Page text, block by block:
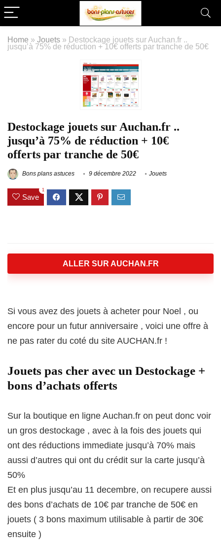
Home » Jouets » Destockage jouets sur Auchan.fr ..
jusqu’à 75% de réduction + 10€ offerts par tranche de 50€
Destockage jouets sur Auchan.fr ..
jusqu’à 75% de réduction + 10€
offerts par tranche de 50€
Bons plans astuces 9 décembre 2022 Jouets
Save
1
ALLER SUR AUCHAN.FR
Si vous avez des jouets à acheter pour Noel , ou
encore pour un futur anniversaire , voici une offre à
ne pas rater du coté du site AUCHAN.fr !
Jouets pas cher avec un Destockage +
bons d’achats offerts
Sur la boutique en ligne Auchan.fr on peut donc voir
un gros destockage , avec à la fois des jouets qui
ont des réductions immediate jusqu’à 70% mais
aussi d’autres qui ont du crédit sur la carte jusqu’à
50%
Et en plus jusqu’au 11 decembre, on recupere aussi
des bons d’achats de 10€ par tranche de 50€ en
jouets ( 3 bons maximum utilisable à partir de 30€
ensuite )